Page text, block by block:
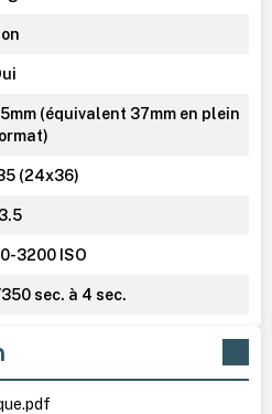
(équivalent 37mm en plein
(24x36)
3200 ISO
350 sec. à 4 sec.